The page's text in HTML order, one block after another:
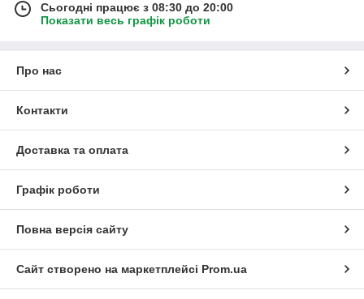
Сьогодні працює з 08:30 до 20:00
Показати весь графік роботи
Про нас
Контакти
Доставка та оплата
Графік роботи
Повна версія сайту
Сайт створено на маркетплейсі Prom.ua